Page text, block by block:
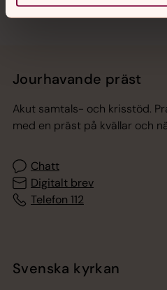
Jourhavande präst
Akut samtals- och krisstöd.
med en präst på kvällar och
Chatt
Digitalt brev
Telefon 112
Svenska kyrkan